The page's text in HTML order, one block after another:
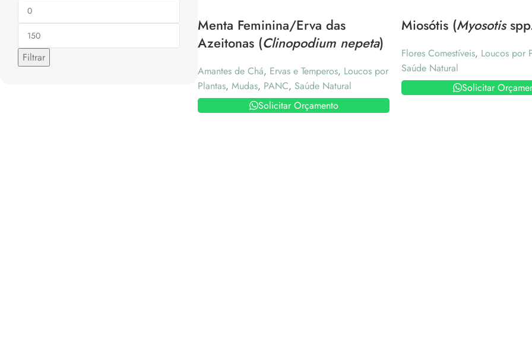
Filtrar
Menta Feminina/Erva das
Azeitonas (Clinopodium nepeta)
Amantes de Chá, Ervas e Temperos, Loucos por
Plantas, Mudas, PANC, Saúde Natural
Solicitar Orçamento
Miosótis (Myosotis
Flores Comestíveis, Loucos por
Saúde Natural
Solicitar